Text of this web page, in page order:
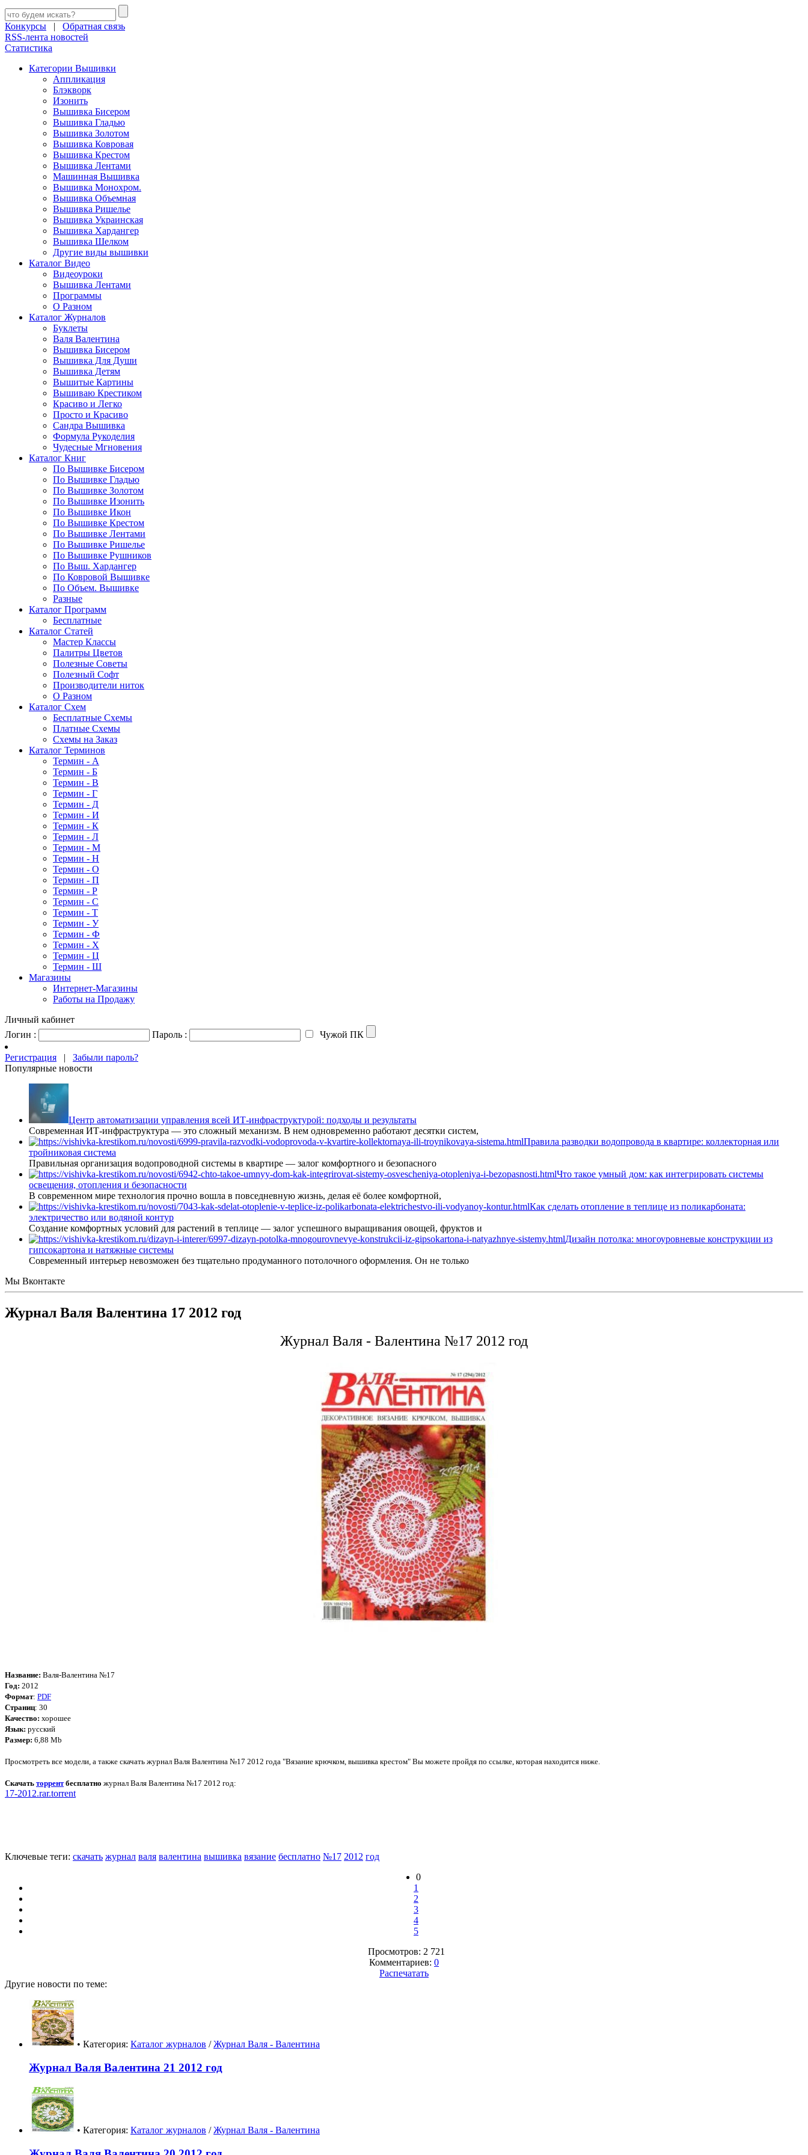
Конкурсы | Обратная связь
RSS-лента новостей
Статистика
Категории Вышивки
Аппликация
Блэкворк
Изонить
Вышивка Бисером
Вышивка Гладью
Вышивка Золотом
Вышивка Ковровая
Вышивка Крестом
Вышивка Лентами
Машинная Вышивка
Вышивка Монохром.
Вышивка Объемная
Вышивка Ришелье
Вышивка Украинская
Вышивка Хардангер
Вышивка Шелком
Другие виды вышивки
Каталог Видео
Видеоуроки
Вышивка Лентами
Программы
О Разном
Каталог Журналов
Буклеты
Валя Валентина
Вышивка Бисером
Вышивка Для Души
Вышивка Детям
Вышитые Картины
Вышиваю Крестиком
Красиво и Легко
Просто и Красиво
Сандра Вышивка
Формула Рукоделия
Чудесные Мгновения
Каталог Книг
По Вышивке Бисером
По Вышивке Гладью
По Вышивке Золотом
По Вышивке Изонить
По Вышивке Икон
По Вышивке Крестом
По Вышивке Лентами
По Вышивке Ришелье
По Вышивке Рушников
По Выш. Хардангер
По Ковровой Вышивке
По Объем. Вышивке
Разные
Каталог Программ
Бесплатные
Каталог Статей
Мастер Классы
Палитры Цветов
Полезные Советы
Полезный Софт
Производители ниток
О Разном
Каталог Схем
Бесплатные Схемы
Платные Схемы
Схемы на Заказ
Каталог Терминов
Термин - А
Термин - Б
Термин - В
Термин - Г
Термин - Д
Термин - И
Термин - К
Термин - Л
Термин - М
Термин - Н
Термин - О
Термин - П
Термин - Р
Термин - С
Термин - Т
Термин - У
Термин - Ф
Термин - Х
Термин - Ц
Термин - Ш
Магазины
Интернет-Магазины
Работы на Продажу
Личный кабинет
Логин :
Пароль : Чужой ПК
Регистрация | Забыли пароль?
Популярные новости
Центр автоматизации управления всей ИТ-инфраструктурой: подходы и результаты
Современная ИТ-инфраструктура — это сложный механизм. В нем одновременно работают десятки систем,
Правила разводки водопровода в квартире: коллекторная или
тройниковая система
Правильная организация водопроводной системы в квартире — залог комфортного и безопасного
Что такое умный дом: как интегрировать системы
освещения, отопления и безопасности
В современном мире технология прочно вошла в повседневную жизнь, делая её более комфортной,
Как сделать отопление в теплице из поликарбоната:
электричество или водяной контур
Создание комфортных условий для растений в теплице — залог успешного выращивания овощей, фруктов и
Дизайн потолка: многоуровневые конструкции из
гипсокартона и натяжные системы
Современный интерьер невозможен без тщательно продуманного потолочного оформления. Он не только
Мы Вконтакте
Журнал Валя Валентина 17 2012 год
Журнал Валя - Валентина №17 2012 год
Название: Валя-Валентина №17
Год: 2012
Формат: PDF
Страниц: 30
Качество: хорошее
Язык: русский
Размер: 6,88 Mb
Просмотреть все модели, а также скачать журнал Валя Валентина №17 2012 года "Вязание крючком, вышивка крестом" Вы можете пройдя по ссылке, которая находится ниже.
Скачать торрентбесплатно журнал Валя Валентина №17 2012 год:
17-2012.rar.torrent
Ключевые теги: скачать журнал валя валентина вышивка вязание бесплатно №17 2012 год
0
1
2
3
4
5
Просмотров: 2 721
Комментариев: 0
Распечатать
Другие новости по теме:
• Категория: Каталог журналов /Журнал Валя - Валентина
Журнал Валя Валентина 21 2012 год
• Категория: Каталог журналов /Журнал Валя - Валентина